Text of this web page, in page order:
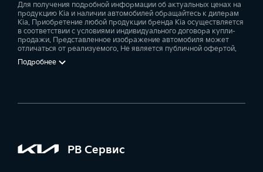
Для получения подробной информации об актуальных ценах на
продукцию Kia и наличии автомобилей обращайтесь к дилерам
Kia. Приобретение любой продукции бренда Kia осуществляется
в соответствии с условиями индивидуального договора купли-
продажи. Представленное изображение автомобиля может
отличаться от реализуемого. Не является публичной офертой.
Подробнее
РВ Сервис